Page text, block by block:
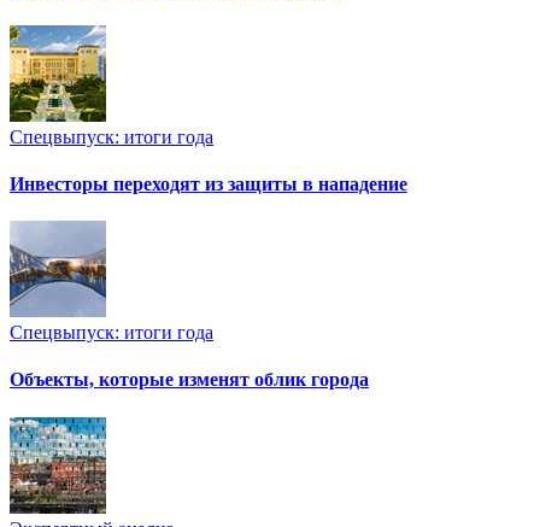
Спецвыпуск: итоги года
Инвесторы переходят из защиты в нападение
Спецвыпуск: итоги года
Объекты, которые изменят облик города